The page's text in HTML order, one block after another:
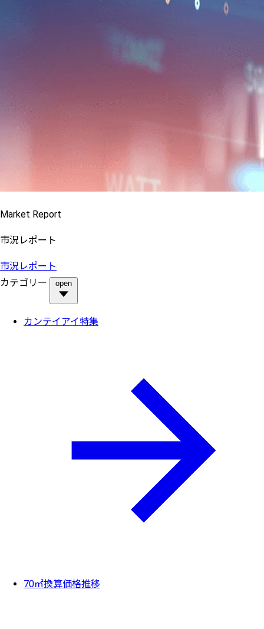
Market Report
市況レポート
市況レポート
カテゴリー
open
カンテイアイ特集
70㎡換算価格推移